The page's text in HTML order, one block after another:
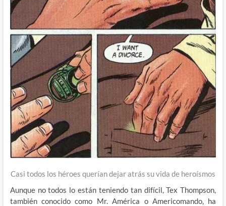
Casi todos los héroes querían dejar atrás su vida de heroísmos
Aunque no todos lo están teniendo tan difícil, Tex Thompson,
también conocido como Mr. América o Americomando, ha